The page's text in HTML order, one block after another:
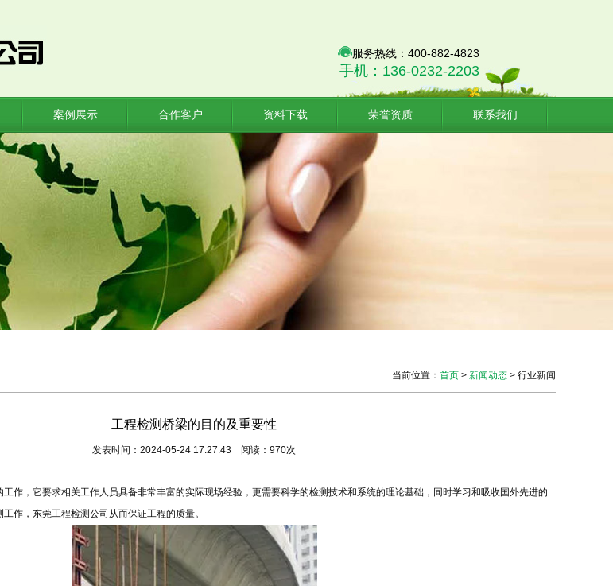
服务热线：400-882-4823
手机：136-0232-2203
案例展示 合作客户 资料下载 荣誉资质 联系我们
当前位置 ： 首页 > 新闻动态 > 行业新闻
工程检测桥梁的目的及重要性
发表时间：2024-05-24 17:27:43 阅读：970次
作，它要求相关工作人员具备非常丰富的实际现场经验，更需要科学的检测技术和系统的理论基础，同时学习和吸收国外先进的
工作，东莞工程检测公司从而保证工程的质量。